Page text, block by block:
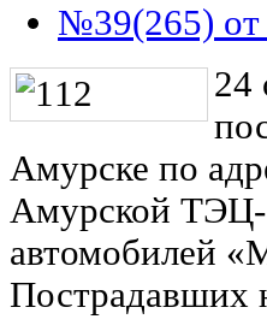
№39(265) от
24
Амурске по
Амурской
автомобилей
Пострадавших